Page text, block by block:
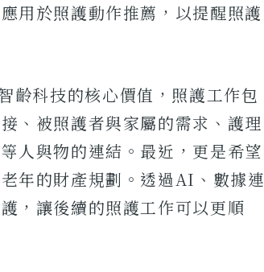
用於照護動作推薦，以提醒照護
科技的核心價值，照護工作包
、被照護者與家屬的需求、護理
人與物的連結。最近，更是希望
年的財產規劃。透過AI、數據連
，讓後續的照護工作可以更順